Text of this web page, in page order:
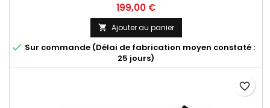
Prix
199,00 €
 Ajouter au panier
 Sur commande (Délai de fabrication moyen constaté :
25 jours)
favorite_border